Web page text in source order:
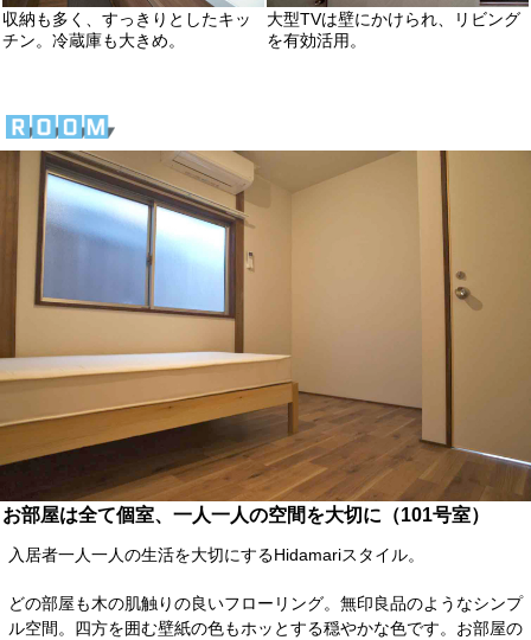
収納も多く、すっきりとしたキッ
チン。冷蔵庫も大きめ。
大型TVは壁にかけられ、リビング
を有効活用。
お部屋は全て個室、一人一人の空間を大切に（101号室）
入居者一人一人の生活を大切にするHidamariスタイル。
どの部屋も木の肌触りの良いフローリング。無印良品のようなシンプ
ル空間。四方を囲む壁紙の色もホッとする穏やかな色です。お部屋の